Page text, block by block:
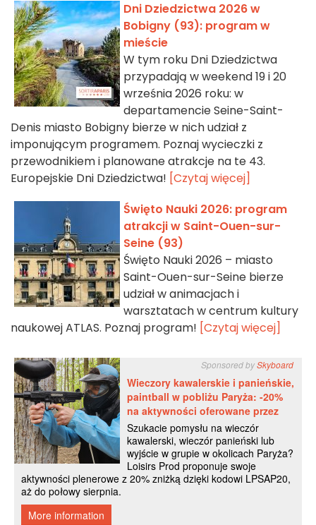
Dni Dziedzictwa 2026 w
Bobigny (93): program w
mieście
W tym roku Dni Dziedzictwa
przypadają w weekend 19 i 20
września 2026 roku: w
departamencie Seine-Saint-
Denis miasto Bobigny bierze w nich udział z
imponującym programem. Poznaj wycieczki z
przewodnikiem i planowane atrakcje na te 43.
Europejskie Dni Dziedzictwa! [Czytaj więcej]
Święto Nauki 2026: program
atrakcji w Saint-Ouen-sur-
Seine (93)
Święto Nauki 2026 – miasto
Saint-Ouen-sur-Seine bierze
udział w animacjach i
warsztatach w centrum kultury
naukowej ATLAS. Poznaj program! [Czytaj więcej]